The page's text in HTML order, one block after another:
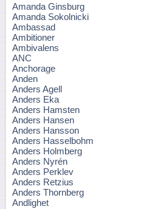
Amanda Ginsburg
Amanda Sokolnicki
Ambassad
Ambitioner
Ambivalens
ANC
Anchorage
Anden
Anders Agell
Anders Eka
Anders Hamsten
Anders Hansen
Anders Hansson
Anders Hasselbohm
Anders Holmberg
Anders Nyrén
Anders Perklev
Anders Retzius
Anders Thornberg
Andlighet